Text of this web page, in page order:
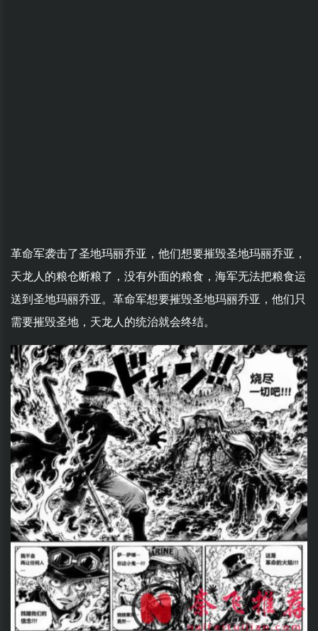
革命军袭击了圣地玛丽乔亚，他们想要摧毁圣地玛丽乔亚，
天龙人的粮仓断粮了，没有外面的粮食，海军无法把粮食运
送到圣地玛丽乔亚。革命军想要摧毁圣地玛丽乔亚，他们只
需要摧毁圣地，天龙人的统治就会终结。